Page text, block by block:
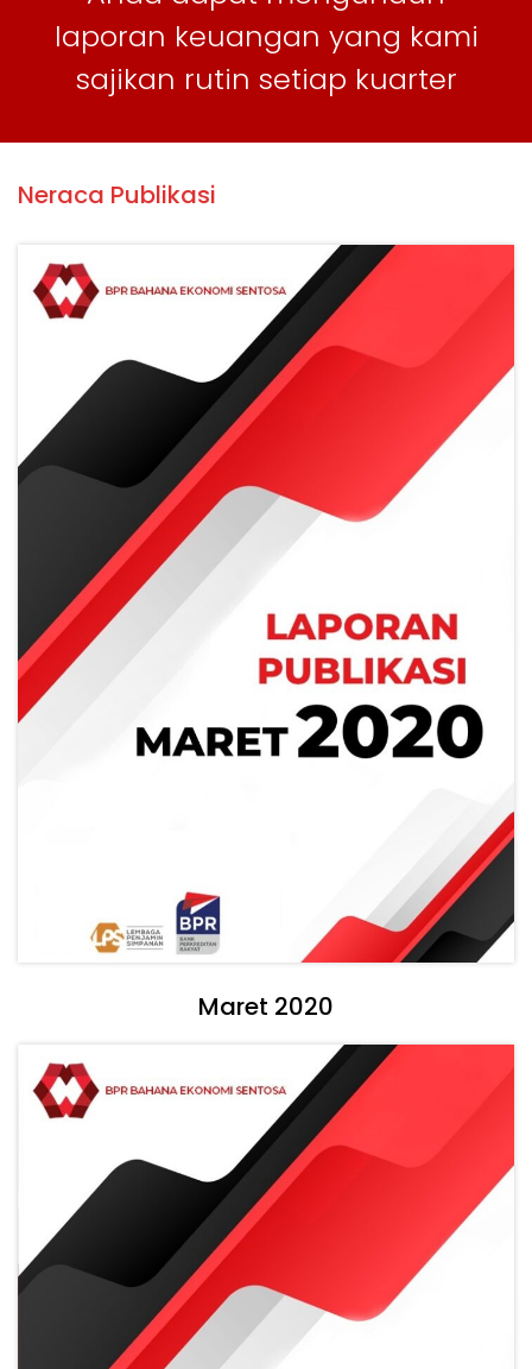
laporan keuangan yang kami
sajikan rutin setiap kuarter
Neraca Publikasi
Maret 2020